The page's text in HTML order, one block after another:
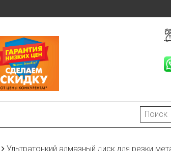
Ультратонкий алмазный диск для резки